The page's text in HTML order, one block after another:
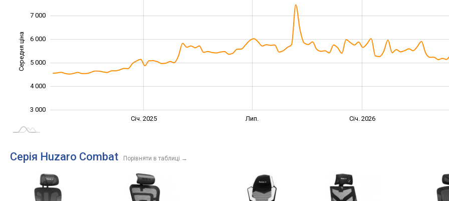
Середня ціна
3 000
4 000
5 000
6 000
7 000
Січ. 2025 Лип. Січ. 2026
Серія Huzaro Combat Порівняти в таблиці →